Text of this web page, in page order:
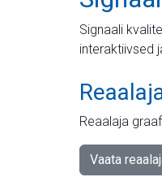
Signaali
interaktiivsed
Reaalaja
Vaata